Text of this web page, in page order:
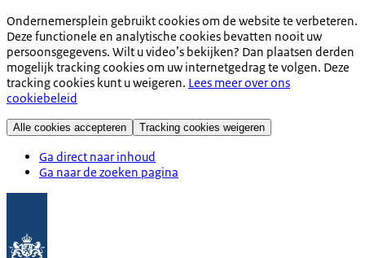
Ondernemersplein gebruikt cookies om de website te verbeteren.
Deze functionele en analytische cookies bevatten nooit uw
persoonsgegevens. Wilt u video’s bekijken? Dan plaatsen derden
mogelijk tracking cookies om uw internetgedrag te volgen. Deze
tracking cookies kunt u weigeren. Lees meer over ons
cookiebeleid
Alle cookies accepteren Tracking cookies weigeren
Ga direct naar inhoud
Ga naar de zoeken pagina